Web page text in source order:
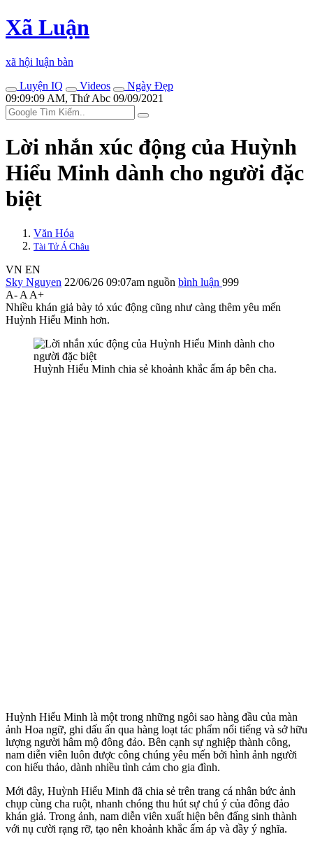
Xã Luận
xã hội luận bàn
Luyện IQ
Videos
Ngày Đẹp
09:09:09 AM, Thứ Abc 09/09/2021
Lời nhắn xúc động của Huỳnh
Hiểu Minh dành cho người đặc
biệt
Văn Hóa
Tài Tử Á Châu
VN EN
Sky Nguyen 22/06/26 09:07am nguồn bình luận 999
A- A A+
Nhiều khán giả bày tỏ xúc động cũng như càng thêm yêu mến
Huỳnh Hiểu Minh hơn.
Huỳnh Hiểu Minh chia sẻ khoảnh khắc ấm áp bên cha.
Huỳnh Hiểu Minh là một trong những ngôi sao hàng đầu của màn
ảnh Hoa ngữ, ghi dấu ấn qua hàng loạt tác phẩm nổi tiếng và sở hữu
lượng người hâm mộ đông đảo. Bên cạnh sự nghiệp thành công,
nam diễn viên luôn được công chúng yêu mến bởi hình ảnh người
con hiếu thảo, dành nhiều tình cảm cho gia đình.
Mới đây, Huỳnh Hiểu Minh đã chia sẻ trên trang cá nhân bức ảnh
chụp cùng cha ruột, nhanh chóng thu hút sự chú ý của đông đảo
khán giả. Trong ảnh, nam diễn viên xuất hiện bên đấng sinh thành
với nụ cười rạng rỡ, tạo nên khoảnh khắc ấm áp và đầy ý nghĩa.